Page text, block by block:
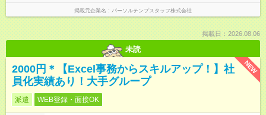
掲載元企業名 パーソルテンプスタッフ株式会社
掲載日：2026.08.06
未読
NEW
2000円＊【Excel事務からスキルアップ！】社
員化実績あり！大手グループ
派遣 WEB登録・面接OK